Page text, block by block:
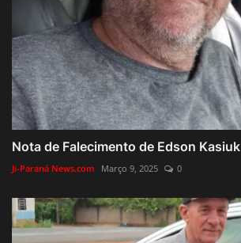
Nota de Falecimento de Edson Kasiuk
Ji-Paraná News.com Março 9, 2025 0